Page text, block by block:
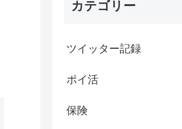
カテゴリー
ツイッター記録
ポイ活
保険